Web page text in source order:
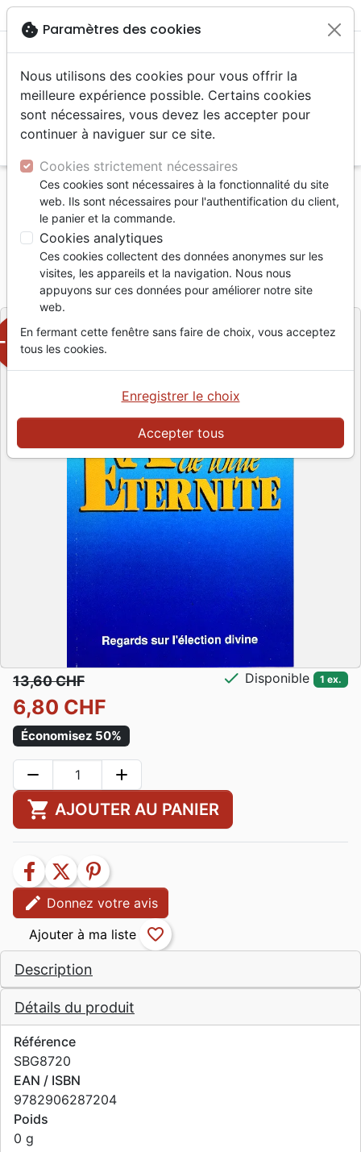
menu
Accueil Livres
Edification
AIMES DE TOUTE ETERNITE
AIMES DE TOUTE ETERNITE
Référence SBG8720 EAN 9782906287204
EditeurEuropresse
Description
Détails du produit
Référence
SBG8720
EAN / ISBN
9782906287204
Poids
0 g
50%
13,60 CHF
6,80 CHF
Économisez 50%
check Disponible 1 ex.
remove add
shopping_cart AJOUTER AU PANIER
facebook twitter
pinterest
edit Donnez votre avis
favorite_border
cookie Paramètres des cookies
Nous utilisons des cookies pour vous offrir la
meilleure expérience possible. Certains cookies
sont nécessaires, vous devez les accepter pour
continuer à naviguer sur ce site.
Cookies strictement nécessaires
Ces cookies sont nécessaires à la fonctionnalité du site
web. Ils sont nécessaires pour l'authentification du client,
le panier et la commande.
Cookies analytiques
Ces cookies collectent des données anonymes sur les
visites, les appareils et la navigation. Nous nous
appuyons sur ces données pour améliorer notre site
web.
En fermant cette fenêtre sans faire de choix, vous acceptez
tous les cookies.
Accepter tous
Enregistrer le choix